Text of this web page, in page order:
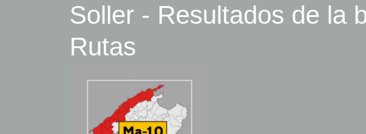
Soller - Resultados de la
Rutas